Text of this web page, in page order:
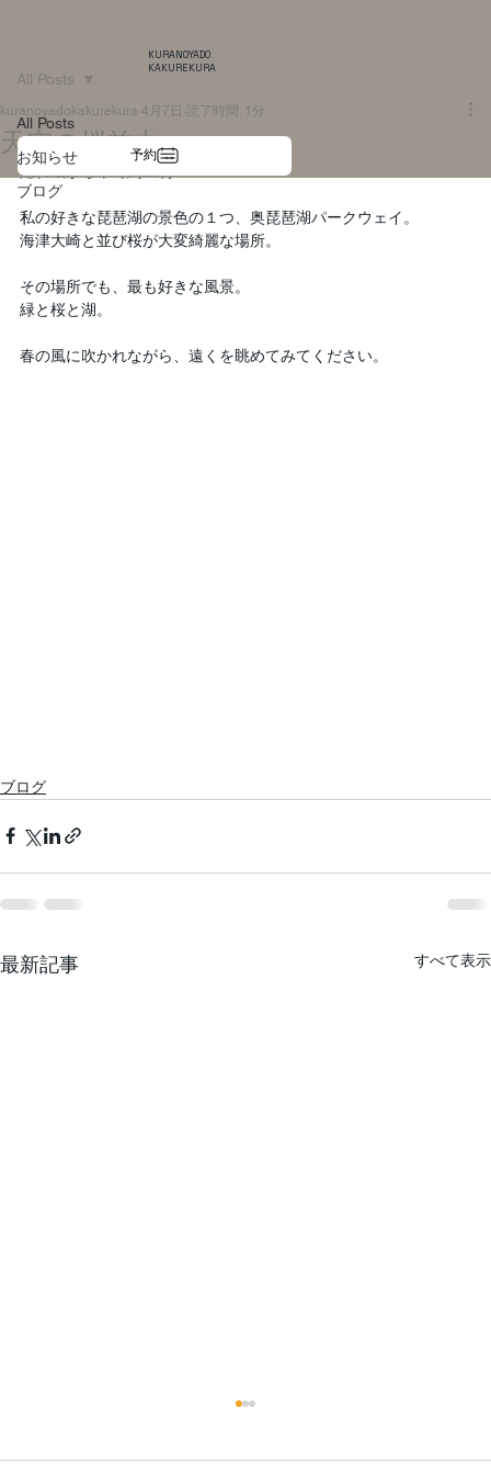
KURANOYADO
KAKUREKURA
予約
All Posts
お知らせ
ブログ
All Posts
天空の桜並木
kuranoyadokakurekura 4月7日 読了時間: 1分
隠れ蔵から車で約20分
私の好きな琵琶湖の景色の１つ、奥琵琶湖パークウェイ。
海津大崎と並び桜が大変綺麗な場所。
その場所でも、最も好きな風景。
緑と桜と湖。
春の風に吹かれながら、遠くを眺めてみてください。
ブログ
最新記事 すべて表示